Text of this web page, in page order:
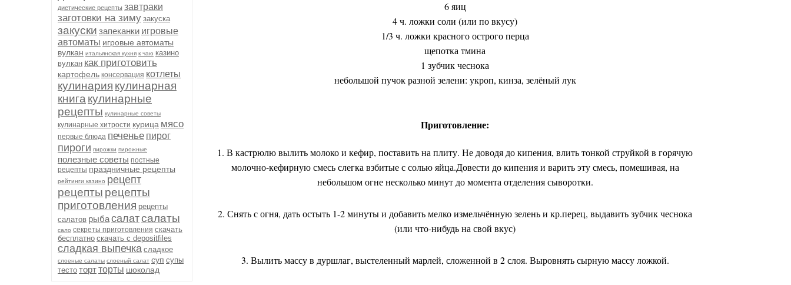
диетические рецепты завтраки
заготовки на зиму закуска
закуски запеканки игровые
автоматы игровые автоматы
вулкан итальянская кухня к чаю казино
вулкан как приготовить
картофель консервация котлеты
кулинария кулинарная
книга кулинарные
рецепты кулинарные советы
кулинарные хитрости курица мясо
первые блюда печенье пирог
пироги пирожки пирожные
полезные советы постные
рецепты праздничные рецепты
рейтинги казино рецепт
рецепты рецепты
приготовления рецепты
салатов рыбасалатсалаты
сало секреты приготовления скачать
бесплатно скачать с depositfiles
сладкая выпечка сладкое
слоеные салаты слоеный салат суп супы
тесто тортторты шоколад
6 яиц
4 ч. ложки соли (или по вкусу)
1/3 ч. ложки красного острого перца
щепотка тмина
1 зубчик чеснока
небольшой пучок разной зелени: укроп, кинза, зелёный лук
Приготовление:
1. В кастрюлю вылить молоко и кефир, поставить на плиту. Не доводя до кипения, влить тонкой струйкой в горячую
молочно-кефирную смесь слегка взбитые с солью яйца.Довести до кипения и варить эту смесь, помешивая, на
небольшом огне несколько минут до момента отделения сыворотки.
2. Снять с огня, дать остыть 1-2 минуты и добавить мелко измельчённую зелень и кр.перец, выдавить зубчик чеснока
(или что-нибудь на свой вкус)
3. Вылить массу в дуршлаг, выстеленный марлей, сложенной в 2 слоя. Выровнять сырную массу ложкой.